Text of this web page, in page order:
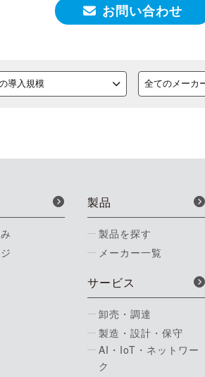
お問い合わせ
製品
製品を探す
メーカー一覧
サービス
卸売・調達
製造・設計・保守
AI・IoT・ネットワー
ク